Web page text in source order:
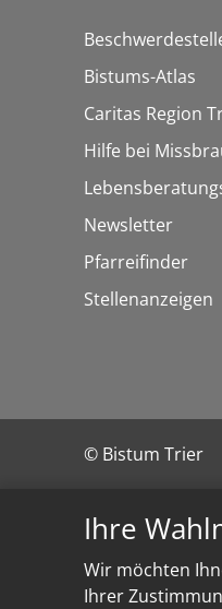
Ihre
Wir möchten
Ihrer
Bistums-Atlas
Caritas Region
Hilfe bei
Newsletter
Pfarreifinder
Stellenanzeigen
© Bistum Trier